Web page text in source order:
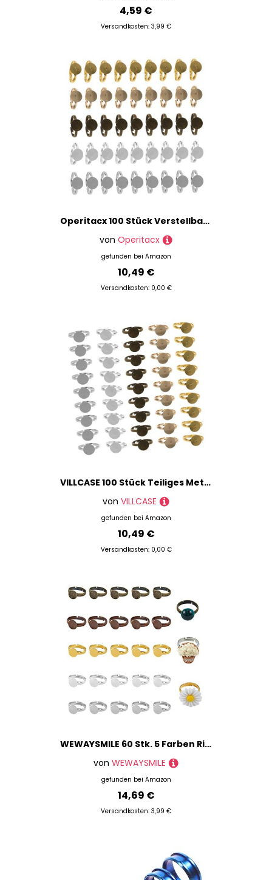
4,59 €
Versandkosten: 3,99 €
Operitacx 100 Stück Verstellbare Ringrohlinge Flach Rund Metall Lünette Basis DIY Schmuckherstellung Cabochon Fassungen für Herren Damen Kreative Schmuckgestaltung
von Operitacx
gefunden bei Amazon
10,49 €
Versandkosten: 0,00 €
VILLCASE 100 Stück Teiliges Metall Cabochon Ringrohlinge Verstellbare Flache Runde Ringbasis Langlebige Schmuck DIY Zubehör Anpassbar für Verschiedene Fingergrößen für Individuelle
von VILLCASE
gefunden bei Amazon
10,49 €
Versandkosten: 0,00 €
WEWAYSMILE 60 Stk. 5 Farben Ringbasis Blanko Lünette, Cabochon-Ring-Einstellungen, Verstellbare Ringrohlinge, Für DIY-Ringschmuckherstellungszubehör
von WEWAYSMILE
gefunden bei Amazon
14,69 €
Versandkosten: 3,99 €